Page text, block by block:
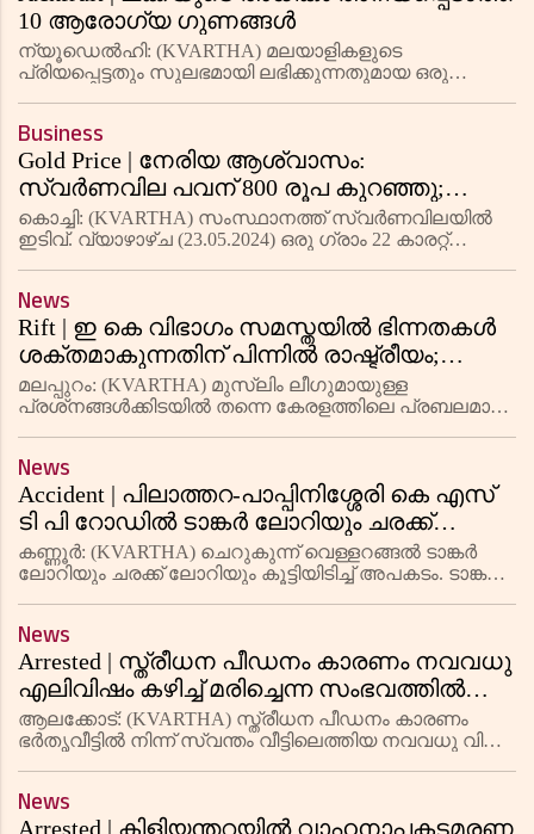
10 ആരോഗ്യ ഗുണങ്ങൾ
ന്യൂഡെൽഹി: (KVARTHA) മലയാളികളുടെ
പ്രിയപ്പെട്ടതും സുലഭമായി ലഭിക്കുന്നതുമായ ഒരു
നാരുകൾ എന്നിവ അടങ്ങിയിരിക്കുന്നു. ഇവ
Business
Gold Price | നേരിയ ആശ്വാസം:
സ്വര്‍ണവില പവന് 800 രൂപ കുറഞ്ഞു;
വെള്ളി നിരക്കിലും ഇടിവ്
കൊച്ചി: (KVARTHA) സംസ്ഥാനത്ത് സ്വര്‍ണവിലയില്‍
ഇടിവ്. വ്യാഴാഴ്ച (23.05.2024) ഒരു ഗ്രാം 22 കാരറ്റ്
രൂപയിലും
News
Rift | ഇ കെ വിഭാഗം സമസ്തയിൽ ഭിന്നതകൾ
ശക്തമാകുന്നതിന് പിന്നിൽ രാഷ്ട്രീയം;
തിരഞ്ഞെടുപ്പ് ഫലം പുറത്തുവന്നാൽ
രൂക്ഷമാകുമോ?
മലപ്പുറം: (KVARTHA) മുസ്ലിം ലീഗുമായുള്ള
പ്രശ്‌നങ്ങൾക്കിടയിൽ തന്നെ കേരളത്തിലെ പ്രബലമായ
ശക്തമാവുന്നതിന് പിന്നിൽ രാഷ്ട്രീയ ഇടപെടല
News
Accident | പിലാത്തറ-പാപ്പിനിശ്ശേരി കെ എസ്
ടി പി റോഡില്‍ ടാങ്കര്‍ ലോറിയും ചരക്ക്
ലോറിയും കൂട്ടിയിടിച്ചു
കണ്ണൂര്‍: (KVARTHA) ചെറുകുന്ന് വെള്ളറങ്ങല്‍ ടാങ്കര്‍
ലോറിയും ചരക്ക് ലോറിയും കൂട്ടിയിടിച്ച് അപകടം. ടാങ്കര്‍
News
Arrested | സ്ത്രീധന പീഡനം കാരണം നവവധു
എലിവിഷം കഴിച്ച് മരിച്ചെന്ന സംഭവത്തില്‍
അറസ്റ്റിലായ ഭര്‍ത്താവും ഭര്‍തൃമാതാവും
റിമാന്‍ഡില്‍
ആലക്കോട്: (KVARTHA) സ്ത്രീധന പീഡനം കാരണം
ഭര്‍തൃവീട്ടില്‍ നിന്ന് സ്വന്തം വീട്ടിലെത്തിയ നവവധു വിഷം
ദിവസത
News
Arrested | കിളിയന്തറയില്‍ വാഹനാപകടമരണ